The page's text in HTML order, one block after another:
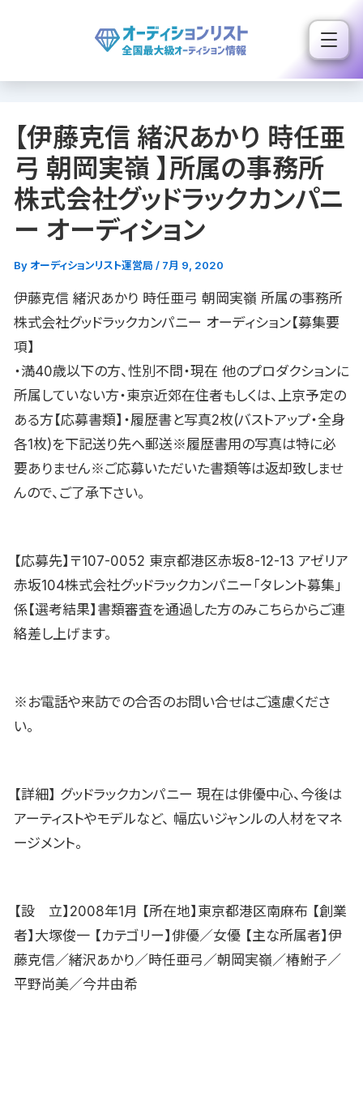
ス
【伊藤克信 緒沢あかり 時任亜
弓 朝岡実嶺 】所属の事務所
株式会社グッドラックカンパニ
ー オーディション
By オーディションリスト運営局 / 7月 9, 2020
伊藤克信 緒沢あかり 時任亜弓 朝岡実嶺 所属の事務所
株式会社グッドラックカンパニー オーディション【募集要
項】
・満40歳以下の方、性別不問・現在 他のプロダクションに
所属していない方・東京近郊在住者もしくは、上京予定の
ある方【応募書類】・履歴書と写真2枚(バストアップ・全身
各1枚)を下記送り先へ郵送※履歴書用の写真は特に必
要ありません※ご応募いただいた書類等は返却致しませ
んので、ご了承下さい。
【応募先】〒107-0052 東京都港区赤坂8-12-13 アゼリア
赤坂104株式会社グッドラックカンパニー「タレント募集」
係【選考結果】書類審査を通過した方のみこちらからご連
絡差し上げます。
※お電話や来訪での合否のお問い合せはご遠慮くださ
い。
【詳細】 グッドラックカンパニー 現在は俳優中心、今後は
アーティストやモデルなど、 幅広いジャンルの人材をマネ
ージメント。
【設 立】2008年1月 【所在地】東京都港区南麻布 【創業
者】大塚俊一 【カテゴリー】俳優／女優 【主な所属者】伊
藤克信／緒沢あかり／時任亜弓／朝岡実嶺／椿鮒子／
平野尚美／今井由希